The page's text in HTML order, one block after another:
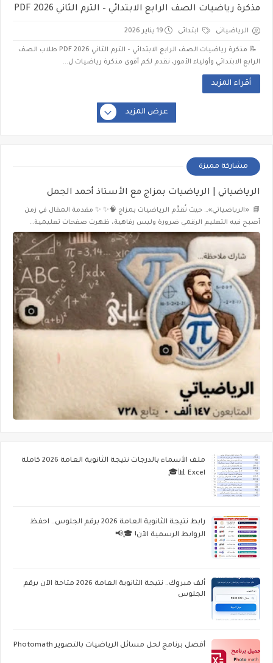
مذكرة رياضيات الصف الرابع الابتدائي – الترم الثاني 2026 PDF
الرياضياتى ابتدائى 19 يناير 2026
📝 مذكرة رياضيات الصف الرابع الابتدائي – الترم الثاني 2026 PDF طلاب الصف
الرابع الابتدائي وأولياء الأمور، نقدم لكم أقوى مذكرة رياضيات ل...
أقراء المزيد
عرض المزيد
مشاركة مميزة
الرياضياتي | الرياضيات بمزاج مع الأستاذ أحمد الجمل
📘 «الرياضياتي»… حيث تُقدَّم الرياضيات بمزاج 🧠✨ ✨ مقدمة المقال في زمن
أصبح فيه التعليم الرقمي ضرورة وليس رفاهية، ظهرت صفحات تعليمية…
ملف الأسماء بالدرجات نتيجة الثانوية العامة 2026 كاملة
Excel 📊🎓
رابط نتيجة الثانوية العامة 2026 برقم الجلوس.. احفظ
الروابط الرسمية الآن! 🎓📢
ألف مبروك.. نتيجة الثانوية العامة 2026 متاحة الآن برقم
الجلوس
أفضل برنامج لحل مسائل الرياضيات بالتصوير Photomath